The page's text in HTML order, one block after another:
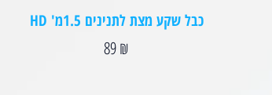
כבל שקע מצת לתנינים 1.5מ' HD
89₪